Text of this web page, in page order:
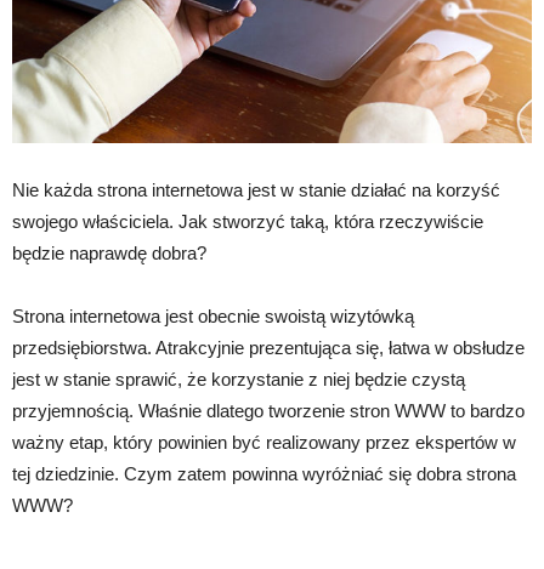
Nie każda strona internetowa jest w stanie działać na korzyść
swojego właściciela. Jak stworzyć taką, która rzeczywiście
będzie naprawdę dobra?
Strona internetowa jest obecnie swoistą wizytówką
przedsiębiorstwa. Atrakcyjnie prezentująca się, łatwa w obsłudze
jest w stanie sprawić, że korzystanie z niej będzie czystą
przyjemnością. Właśnie dlatego tworzenie stron WWW to bardzo
ważny etap, który powinien być realizowany przez ekspertów w
tej dziedzinie. Czym zatem powinna wyróżniać się dobra strona
WWW?